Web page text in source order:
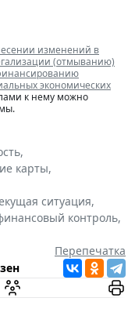
изменений в
(отмыванию)
экономических
к нему можно
,
карты,
ситуация,
контроль,
Перепечатка